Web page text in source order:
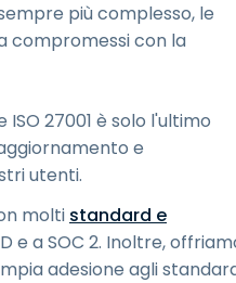
più complesso, le
compromessi con la
27001 è solo l'ultimo
e
utenti.
molti standard e
e a SOC 2. Inoltre,
adesione agli